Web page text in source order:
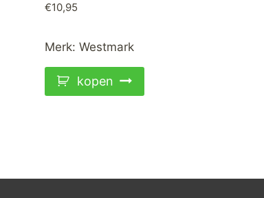
€10,95
Merk: Westmark
kopen